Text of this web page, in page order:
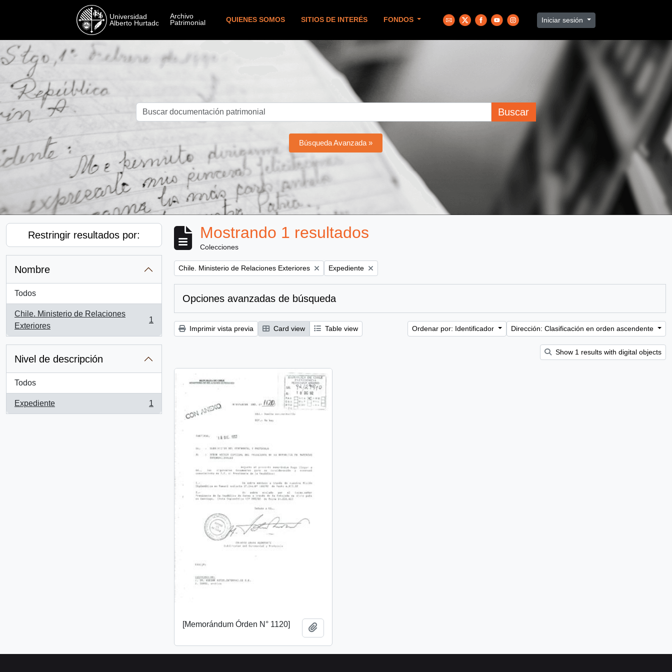
QUIENES SOMOS SITIOS DE INTERÉS FONDOS Iniciar sesión
Buscar
Búsqueda Avanzada »
Restringir resultados por:
Nombre
Todos
Chile. Ministerio de Relaciones
Exteriores
, 1 resultados
1
Nivel de descripción
Todos
Expediente
, 1 resultados
1
Mostrando 1 resultados
Colecciones
Remove filter:
Chile. Ministerio de Relaciones Exteriores Remove filter:
Expediente
Opciones avanzadas de búsqueda
Imprimir vista previa Card view Table view Ordenar por: Identificador Dirección: Clasificación en orden ascendente
Show 1 results with digital objects
[Memorándum Órden N° 1120]